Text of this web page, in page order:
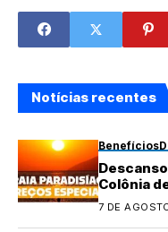
Notícias recentes
Benefícios
Colônia
7 DE